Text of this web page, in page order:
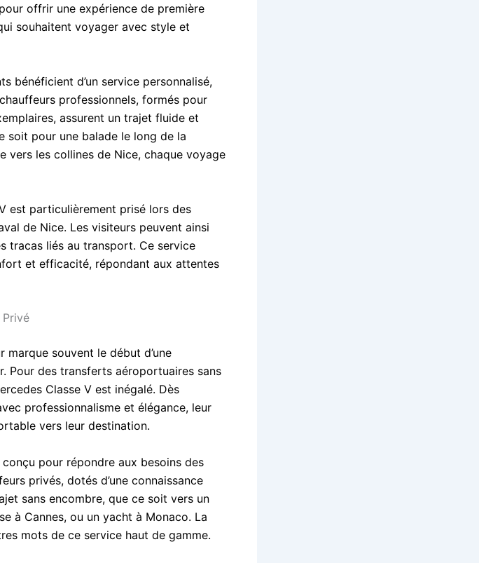
offrir une expérience de première
souhaitent voyager avec style et
bénéficient d’un service personnalisé,
professionnels, formés pour
assurent un trajet fluide et
soit pour une balade le long de la
vers les collines de Nice, chaque voyage
est particulièrement prisé lors des
de Nice. Les visiteurs peuvent ainsi
tracas liés au transport. Ce service
et efficacité, répondant aux attentes
marque souvent le début d’une
Pour des transferts aéroportuaires sans
Classe V est inégalé. Dès
professionnalisme et élégance, leur
vers leur destination.
pour répondre aux besoins des
privés, dotés d’une connaissance
sans encombre, que ce soit vers un
à Cannes, ou un yacht à Monaco. La
mots de ce service haut de gamme.